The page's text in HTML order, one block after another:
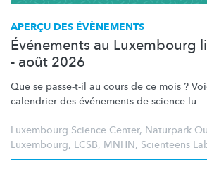
APERÇU DES ÉVÈNEMENTS
Événements au Luxembourg
- août 2026
Que se passe-t-il au cours de ce mois ?
calendrier des événements de science.lu.
Luxembourg Science Center, Naturpark
Luxembourg, LCSB, MNHN, Scienteens